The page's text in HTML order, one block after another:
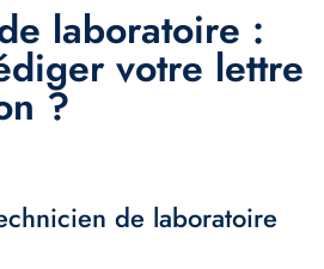
laboratoire :
votre lettre
?
de laboratoire